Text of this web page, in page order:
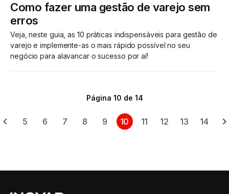
Como fazer uma gestão de varejo sem
erros
Veja, neste guia, as 10 práticas indispensáveis para gestão de
varejo e implemente-as o mais rápido possível no seu
negócio para alavancar o sucesso por aí!
Página 10 de 14
5 6 7 8 9 10 11 12 13 14